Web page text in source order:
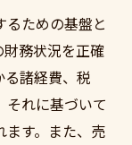
ための基盤と
務状況を正確
る諸経費、税
れに基づいて
す。また、売